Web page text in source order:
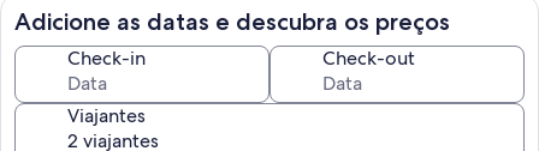
Adicione as datas e descubra os preços
Check-in Check-out
Viajantes